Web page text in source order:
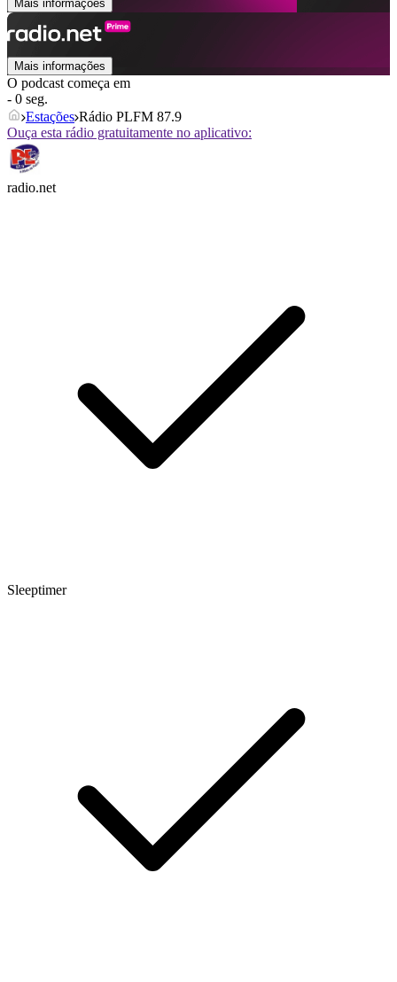
Mais informações
Mais informações
O podcast começa em
- 0 seg.
Estações Rádio PLFM 87.9
Ouça esta rádio gratuitamente no aplicativo:
radio.net
Sleeptimer